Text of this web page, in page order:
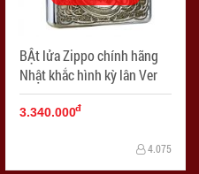
BẬt lửa Zippo chính hãng
Nhật khắc hình kỳ lân Ver
3.340.000đ
4.075